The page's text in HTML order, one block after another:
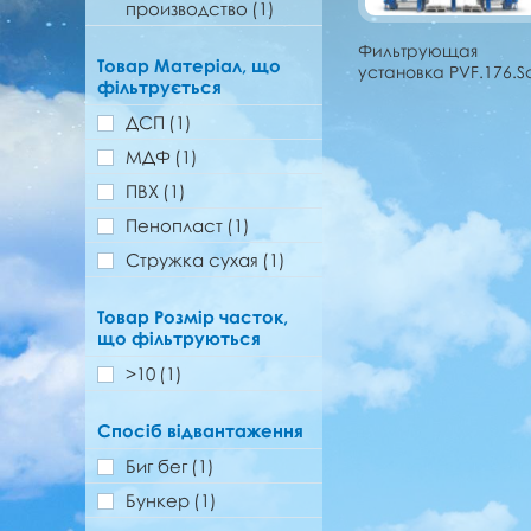
производство (1)
Товар Матеріал, що
фільтрується
ДСП (1)
МДФ (1)
ПВХ (1)
Пенопласт (1)
Стружка сухая (1)
Товар Розмір часток,
що фільтруються
>10 (1)
Спосіб відвантаження
Биг бег (1)
Бункер (1)
Фильтрующая
установка